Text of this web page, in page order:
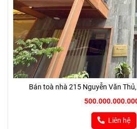
Bán toà nhà 215 Nguyễn Văn Thủ,
Liên hệ